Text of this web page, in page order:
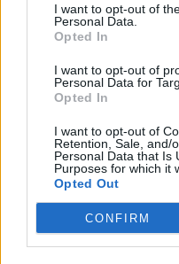
I want to opt-out of
Personal Data.
Opted In
I want to opt-out of
Personal Data for
Opted In
I want to opt-out of
Retention, Sale, and/
Personal Data that Is
Purposes for which it
Opted Out
CONFIRM
Kezdődik
kerti
Greendex
A
Greendex